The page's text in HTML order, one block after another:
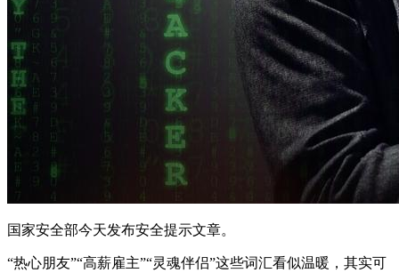
国家安全部今天发布安全提示文章。
“热心朋友”“高薪雇主”“灵魂伴侣”这些词汇看似温暖，其实可